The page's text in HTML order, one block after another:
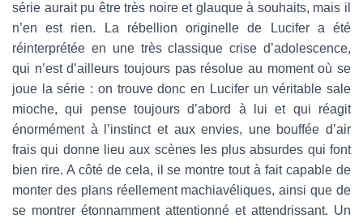
série aurait pu être très noire et glauque à souhaits, mais il
n’en est rien. La rébellion originelle de Lucifer a été
réinterprétée en une très classique crise d’adolescence,
qui n’est d’ailleurs toujours pas résolue au moment où se
joue la série : on trouve donc en Lucifer un véritable sale
mioche, qui pense toujours d’abord à lui et qui réagit
énormément à l’instinct et aux envies, une bouffée d’air
frais qui donne lieu aux scènes les plus absurdes qui font
bien rire. A côté de cela, il se montre tout à fait capable de
monter des plans réellement machiavéliques, ainsi que de
se montrer étonnamment attentionné et attendrissant. Un